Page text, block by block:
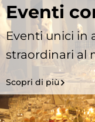
Eventi
Eventi unici in
straordinari al
Scopri di più